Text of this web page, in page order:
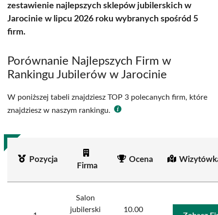
zestawienie najlepszych sklepów jubilerskich w
Jarocinie w lipcu 2026 roku wybranych spośród 5
firm.
Porównanie Najlepszych Firm w
Rankingu Jubilerów w Jarocinie
W poniższej tabeli znajdziesz TOP 3 polecanych firm, które
znajdziesz w naszym rankingu.
Pozycja
Firma
Ocena
Salon
jubilerski
10.00